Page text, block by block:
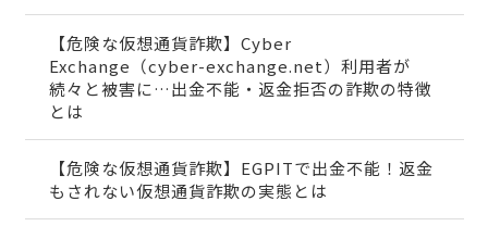
【危険な仮想通貨詐欺】Cyber
Exchange（cyber-exchange.net）利用者が
続々と被害に…出金不能・返金拒否の詐欺の特徴
とは
【危険な仮想通貨詐欺】EGPITで出金不能！返金
もされない仮想通貨詐欺の実態とは